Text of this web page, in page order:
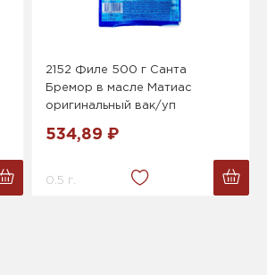
2152 Филе 500 г Санта
Бремор в масле Матиас
оригинальный вак/уп
534,89 ₽
0.5 г.